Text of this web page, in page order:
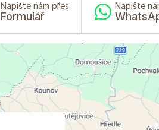
Napište nám přes
Formulář
Napište